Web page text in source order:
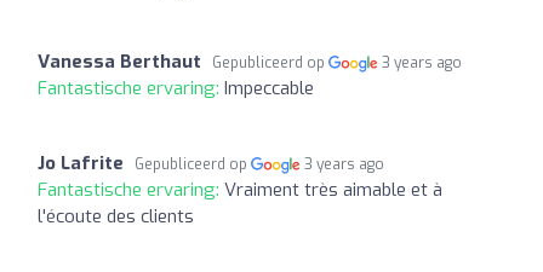
Vanessa Berthaut Gepubliceerd op 3 years ago
Fantastische ervaring: Impeccable
Jo Lafrite Gepubliceerd op 3 years ago
Fantastische ervaring: Vraiment très aimable et à
l'écoute des clients